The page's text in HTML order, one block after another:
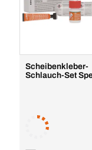
Scheibenkleber-
Schlauch-Set